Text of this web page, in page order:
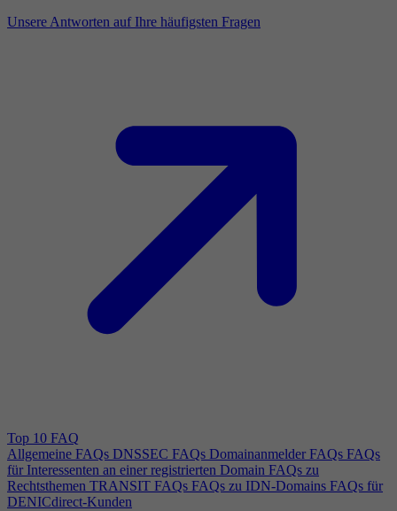
Unsere Antworten auf Ihre häufigsten Fragen
Top 10 FAQ
Allgemeine FAQs DNSSEC FAQs Domainanmelder FAQs FAQs
für Interessenten an einer registrierten Domain FAQs zu
Rechtsthemen TRANSIT FAQs FAQs zu IDN-Domains FAQs für
DENICdirect-Kunden